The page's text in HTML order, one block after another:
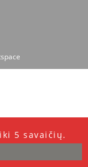
5 savaičių.